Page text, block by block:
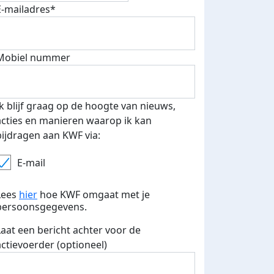
mailadres*
nummer
blijf graag op de hoogte van nieuws,
en manieren waarop ik kan
aan KWF via:
E-mail
hier hoe KWF omgaat met je
een bericht achter voor de
(optioneel)